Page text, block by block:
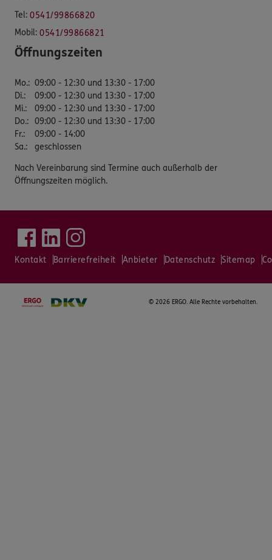
Tel: 0541/99866820
Mobil: 0541/99866821
Öffnungszeiten
Mo.: 09:00 - 12:30 und 13:30 - 17:00
Di.:
09:00 - 12:30 und 13:30 - 17:00
Mi.:
09:00 - 12:30 und 13:30 - 17:00
Do.: 09:00 - 12:30 und 13:30 - 17:00
Fr.:
09:00 - 14:00
Sa.: geschlossen
Nach Vereinbarung sind Termine auch außerhalb der
Öffnungszeiten möglich.
Kontakt Barrierefreiheit Anbieter Datenschutz Sitemap
© 2026 ERGO. Alle Rechte vorbehalten.